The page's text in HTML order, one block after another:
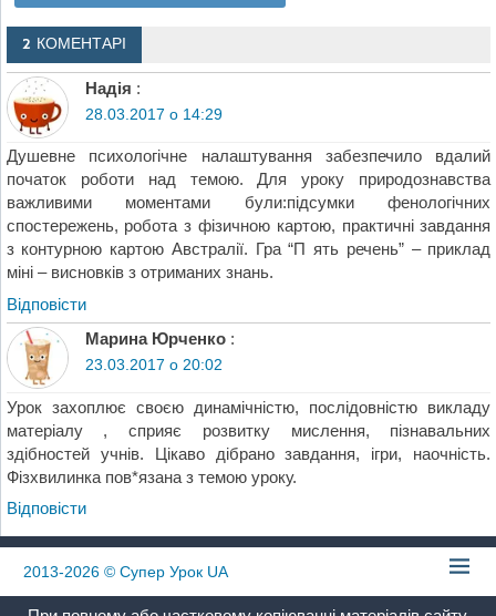
2 КОМЕНТАРІ
Надія :
28.03.2017 о 14:29
Душевне психологічне налаштування забезпечило вдалий
початок роботи над темою. Для уроку природознавства
важливими моментами були:підсумки фенологічних
спостережень, робота з фізичною картою, практичні завдання
з контурною картою Австралії. Гра “П ять речень” – приклад
міні – висновків з отриманих знань.
Відповіcти
Марина Юрченко :
23.03.2017 о 20:02
Урок захоплює своєю динамічністю, послідовністю викладу
матеріалу , сприяє розвитку мислення, пізнавальних
здібностей учнів. Цікаво дібрано завдання, ігри, наочність.
Фізхвилинка пов*язана з темою уроку.
Відповіcти
2013-2026 © Супер Урок UA